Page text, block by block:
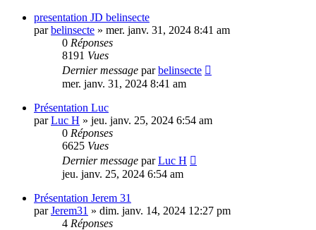
presentation JD belinsecte
parbelinsecte » mer. janv. 31, 2024 8:41 am
0 Réponses
8191 Vues
Dernier message parbelinsecte
mer. janv. 31, 2024 8:41 am
Présentation Luc
parLuc H » jeu. janv. 25, 2024 6:54 am
0 Réponses
6625 Vues
Dernier message parLuc H
jeu. janv. 25, 2024 6:54 am
Présentation Jerem 31
parJerem31 » dim. janv. 14, 2024 12:27 pm
4 Réponses